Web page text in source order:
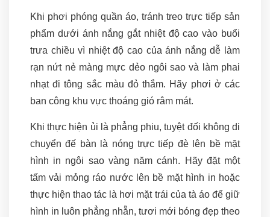
Khi phơi phóng quần áo, tránh treo trực tiếp sản
phẩm dưới ánh nắng gắt nhiệt độ cao vào buổi
trưa chiều vì nhiệt độ cao của ánh nắng dễ làm
rạn nứt nẻ màng mực dẻo ngôi sao và làm phai
nhạt đi tông sắc màu đỏ thắm. Hãy phơi ở các
ban công khu vực thoáng gió râm mát.
Khi thực hiện ủi là phẳng phiu, tuyệt đối không di
chuyển đế bàn là nóng trực tiếp đè lên bề mặt
hình in ngôi sao vàng năm cánh. Hãy đặt một
tấm vải mỏng ráo nước lên bề mặt hình in hoặc
thực hiện thao tác là hơi mặt trái của tà áo để giữ
hình in luôn phẳng nhẵn, tươi mới bóng đẹp theo